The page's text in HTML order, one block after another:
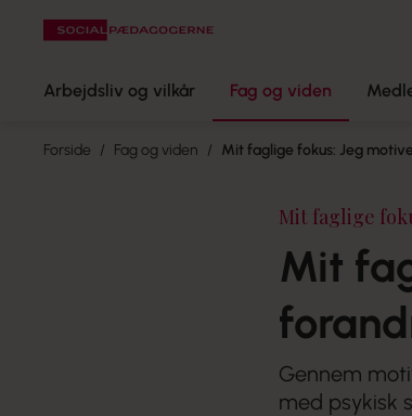
Arbejdsliv og vilkår Fag og viden
Forside Fag og viden Mit faglige fokus: Jeg
Mit faglige
Mit
Gennem
med psykisk